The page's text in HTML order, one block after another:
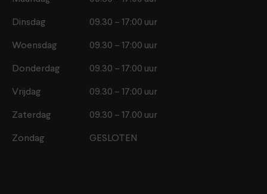
Dinsdag 09.30 – 17:00 uur
Woensdag 09.30 – 17:00 uur
Donderdag 09.30 – 17:00 uur
Vrijdag 09.30 – 17:00 uur
Zaterdag 09.30 – 17.00 uur
Zondag GESLOTEN